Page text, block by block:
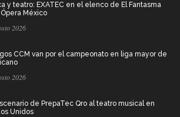
y teatro: EXATEC en el elenco de El Fantasma
México
2026
CCM van por el campeonato en liga mayor de
2026
de PrepaTec Qro al teatro musical en
Unidos